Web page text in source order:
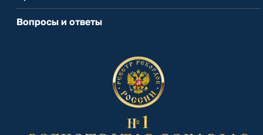
Вопросы и ответы